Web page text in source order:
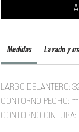
Medidas Lavado y
LARGO DELANTERO:
CONTORNO
CONTORNO